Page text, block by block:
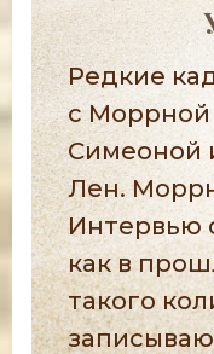
Редкие
с Моррной
Симеоной
Лен.
Интервью
как в
такого